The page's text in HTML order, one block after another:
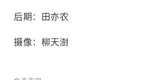
后期：田亦农
摄像：柳天澍